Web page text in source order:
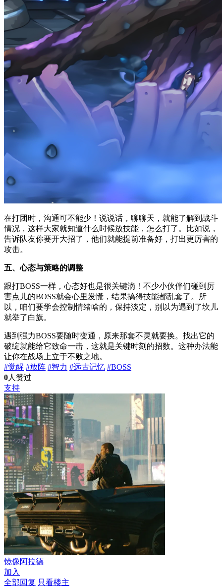
在打团时，沟通可不能少！说说话，聊聊天，就能了解到战斗
情况，这样大家就知道什么时候放技能，怎么打了。比如说，
告诉队友你要开大招了，他们就能提前准备好，打出更厉害的
攻击。
五、心态与策略的调整
跟打BOSS一样，心态好也是很关键滴！不少小伙伴们碰到厉
害点儿的BOSS就会心里发慌，结果搞得技能都乱套了。所
以，咱们要学会控制情绪啥的，保持淡定，别以为遇到了坎儿
就举了白旗。
遇到强力BOSS要随时变通，原来那套不灵就要换。找出它的
破绽就能给它致命一击，这就是关键时刻的招数。这种办法能
让你在战场上立于不败之地。
#觉醒 #放阵 #智力 #远古记忆 #BOSS
0人赞过
支持
镜像阿拉德
加入
全部回复 只看楼主